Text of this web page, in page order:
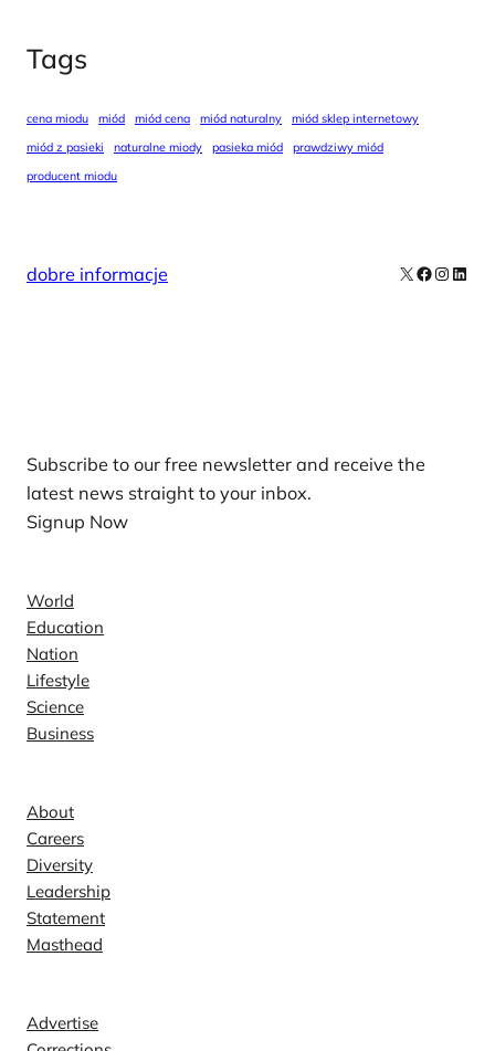
Tags
cena miodu miód miód cena miód naturalny
miód sklep internetowy
miód z pasieki
naturalne miody pasieka miód
prawdziwy miód
producent miodu
dobre informacje X Facebook
Subscribe to our free newsletter and receive the
latest news straight to your inbox.
Signup Now
World
Education
Nation
Lifestyle
Science
Business
About
Careers
Diversity
Leadership
Statement
Masthead
Advertise